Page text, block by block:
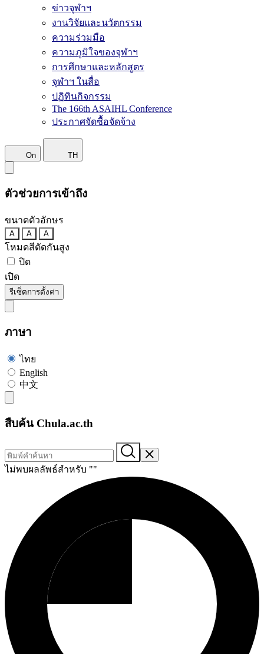
ข่าวจุฬาฯ
งานวิจัยและนวัตกรรม
ความร่วมมือ
ความภูมิใจของจุฬาฯ
การศึกษาและหลักสูตร
จุฬาฯ ในสื่อ
ปฏิทินกิจกรรม
The 166th ASAIHL Conference
ประกาศจัดซื้อจัดจ้าง
On TH
ตัวช่วยการเข้าถึง
ขนาดตัวอักษร
A A A
โหมดสีตัดกันสูง
ปิด
เปิด
รีเซ็ตการตั้งค่า
ภาษา
ไทย
English
中文
สืบค้น Chula.ac.th
ไม่พบผลลัพธ์สำหรับ ""